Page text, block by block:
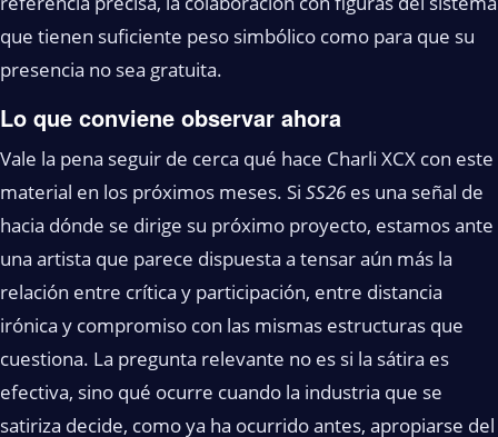
que tienen suficiente peso simbólico como para que su
presencia no sea gratuita.
Lo que conviene observar ahora
Vale la pena seguir de cerca qué hace Charli XCX con este
material en los próximos meses. Si SS26es una señal de
hacia dónde se dirige su próximo proyecto, estamos ante
una artista que parece dispuesta a tensar aún más la
relación entre crítica y participación, entre distancia
irónica y compromiso con las mismas estructuras que
cuestiona. La pregunta relevante no es si la sátira es
efectiva, sino qué ocurre cuando la industria que se
satiriza decide, como ya ha ocurrido antes, apropiarse del